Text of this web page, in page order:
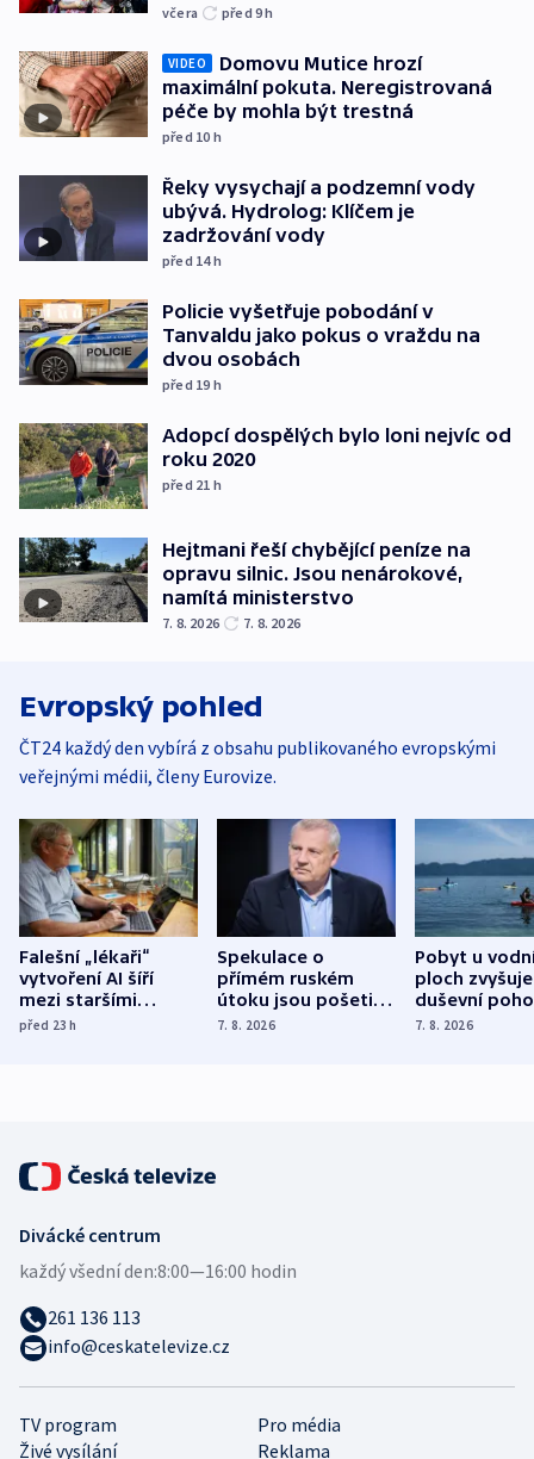
včera před 9h
VIDEO
Domovu Mutice hrozí
maximální pokuta. Neregistrovaná
péče by mohla být trestná
před 10 h
Řeky vysychají a podzemní vody
ubývá. Hydrolog: Klíčem je
zadržování vody
před 14h
Policie vyšetřuje pobodání v
Tanvaldu jako pokus o vraždu na
dvou osobách
před 19 h
Adopcí dospělých bylo loni nejvíc od
roku 2020
před 21 h
Hejtmani řeší chybějící peníze na
opravu silnic. Jsou nenárokové,
namítá ministerstvo
7. 8. 2026 7. 8. 2026
Evropský pohled
ČT24 každý den vybírá z obsahu publikovaného evropskými
veřejnými médii, členy Eurovize.
Falešní „lékaři“
vytvoření AI šíří
mezi staršími
Poláky nebezpečné
před 23h
Spekulace o
přímém ruském
útoku jsou pošetilé,
míní estonský
7. 8. 2026
Pobyt u
ploch zvyšuje
duševní
ukázala
7. 8. 2026
TV program
Pro média
Živé vysílání
Reklama
Divácké centrum
každý všední den:8:00—16:00 hodin
261 136 113
info@ceskatelevize.cz